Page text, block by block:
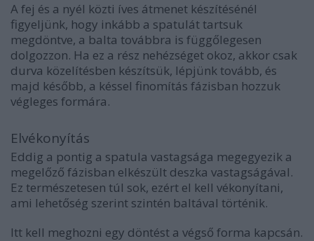
A fej és a nyél közti íves átmenet készítésénél
figyeljünk, hogy inkább a spatulát tartsuk
megdöntve, a balta továbbra is függőlegesen
dolgozzon. Ha ez a rész nehézséget okoz, akkor csak
durva közelítésben készítsük, lépjünk tovább, és
majd később, a késsel finomítás fázisban hozzuk
végleges formára.
Elvékonyítás
Eddig a pontig a spatula vastagsága megegyezik a
megelőző fázisban elkészült deszka vastagságával.
Ez természetesen túl sok, ezért el kell vékonyítani,
ami lehetőség szerint szintén baltával történik.
Itt kell meghozni egy döntést a végső forma kapcsán.